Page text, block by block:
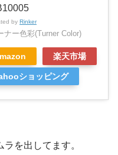
by Rinker
ナー色彩(Turner Color)
楽天市場
ショッピング
を出してます。